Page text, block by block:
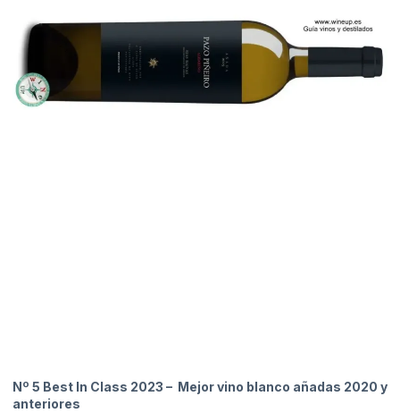
Nº 5 Best In Class 2023 – Mejor vino blanco añadas 2020 y
anteriores